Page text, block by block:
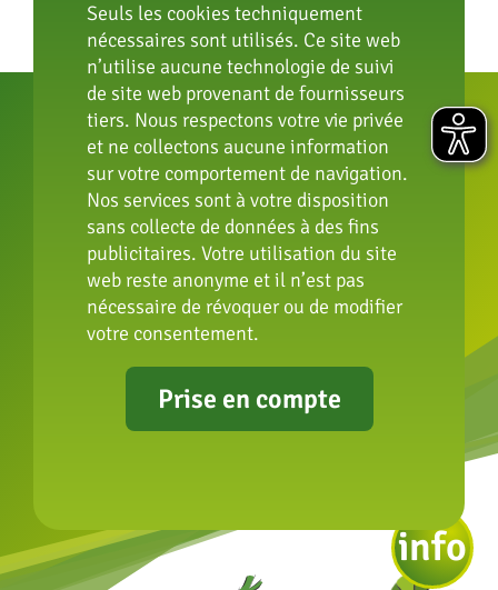
Mentions
légales
Protection
des données
Déclaration
d’accessibilité
Seuls les cookies techniquement
nécessaires sont utilisés. Ce site web
n’utilise aucune technologie de suivi
de site web provenant de fournisseurs
tiers. Nous respectons votre vie privée
et ne collectons aucune information
sur votre comportement de navigation.
Nos services sont à votre disposition
sans collecte de données à des fins
publicitaires. Votre utilisation du site
web reste anonyme et il n’est pas
nécessaire de révoquer ou de modifier
votre consentement.
Prise en compte
info